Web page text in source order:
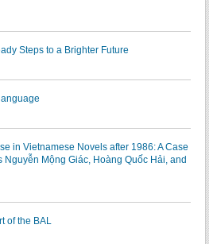
Steps to a Brighter Future
in Vietnamese Novels after 1986: A Case
Nguyễn Mộng Giác, Hoàng Quốc Hải, and
of the BAL